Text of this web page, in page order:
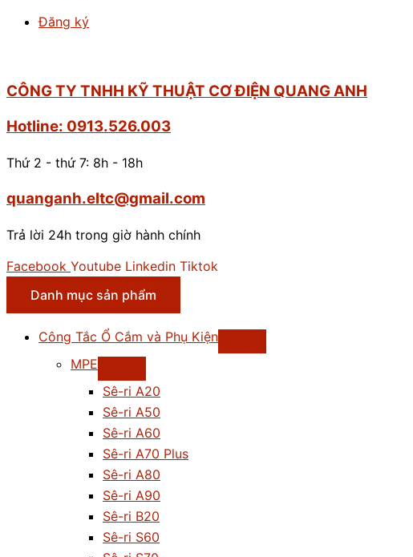
Đăng ký
CÔNG TY TNHH KỸ THUẬT CƠ ĐIỆN QUANG ANH
Hotline: 0913.526.003
Thứ 2 - thứ 7: 8h - 18h
quanganh.eltc@gmail.com
Trả lời 24h trong giờ hành chính
Facebook Youtube Linkedin Tiktok
Danh mục sản phẩm
Công Tắc Ổ Cắm và Phụ Kiện
MPE
Sê-ri A20
Sê-ri A50
Sê-ri A60
Sê-ri A70 Plus
Sê-ri A80
Sê-ri A90
Sê-ri B20
Sê-ri S60